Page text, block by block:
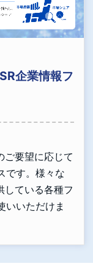
企業情報フ
ご要望に応じて
です。様々な
している各種フ
いいただけま